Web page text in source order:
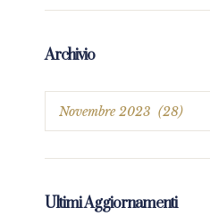
Archivio
Ultimi Aggiornamenti